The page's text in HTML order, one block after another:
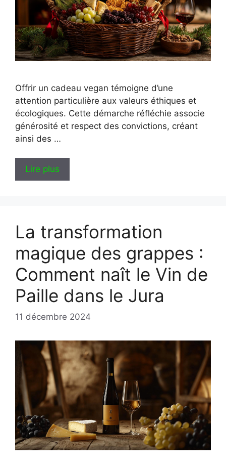
Offrir un cadeau vegan témoigne d’une
attention particulière aux valeurs éthiques et
écologiques. Cette démarche réfléchie associe
générosité et respect des convictions, créant
ainsi des …
Lire plus
La transformation
magique des grappes :
Comment naît le Vin de
Paille dans le Jura
11 décembre 2024